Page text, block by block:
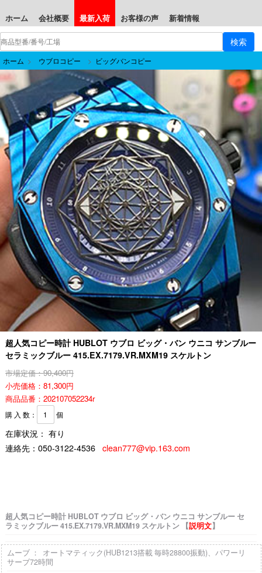
ホーム 会社概要 最新入荷 お客様の声 新着情報
ホーム > ウブロコピー > ビッグバンコピー
超人気コピー時計 HUBLOT ウブロ ビッグ・バン ウニコ サンブルー
セラミックブルー 415.EX.7179.VR.MXM19 スケルトン
市場定価：90,400円
小売価格：81,300円
商品品番：202107052234r
購 入 数： 個
在庫状況： 有り
連絡先： 050-3122-4536 clean777@vip.163.com
超人気コピー時計 HUBLOT ウブロ ビッグ・バン ウニコ サンブルー セ
ラミックブルー 415.EX.7179.VR.MXM19 スケルトン 【説明文】
ムーブ ： オートマティック(HUB1213搭載 毎時28800振動)、パワーリ
サーブ72時間